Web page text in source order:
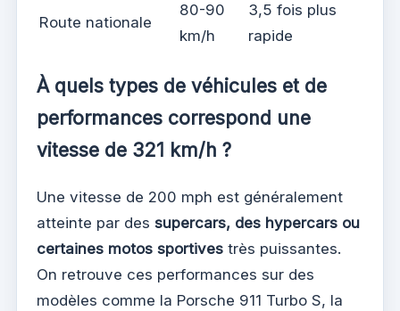
Route nationale
80-90
km/h
3,5 fois plus
rapide
À quels types de véhicules et de
performances correspond une
vitesse de 321 km/h ?
Une vitesse de 200 mph est généralement
atteinte par des supercars, des hypercars ou
certaines motos sportives très puissantes.
On retrouve ces performances sur des
modèles comme la Porsche 911 Turbo S, la